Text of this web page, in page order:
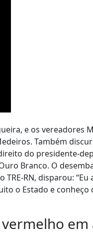
e os vereadores
Também
do presidente-
Branco. O
RN, disparou:
o Estado e
em